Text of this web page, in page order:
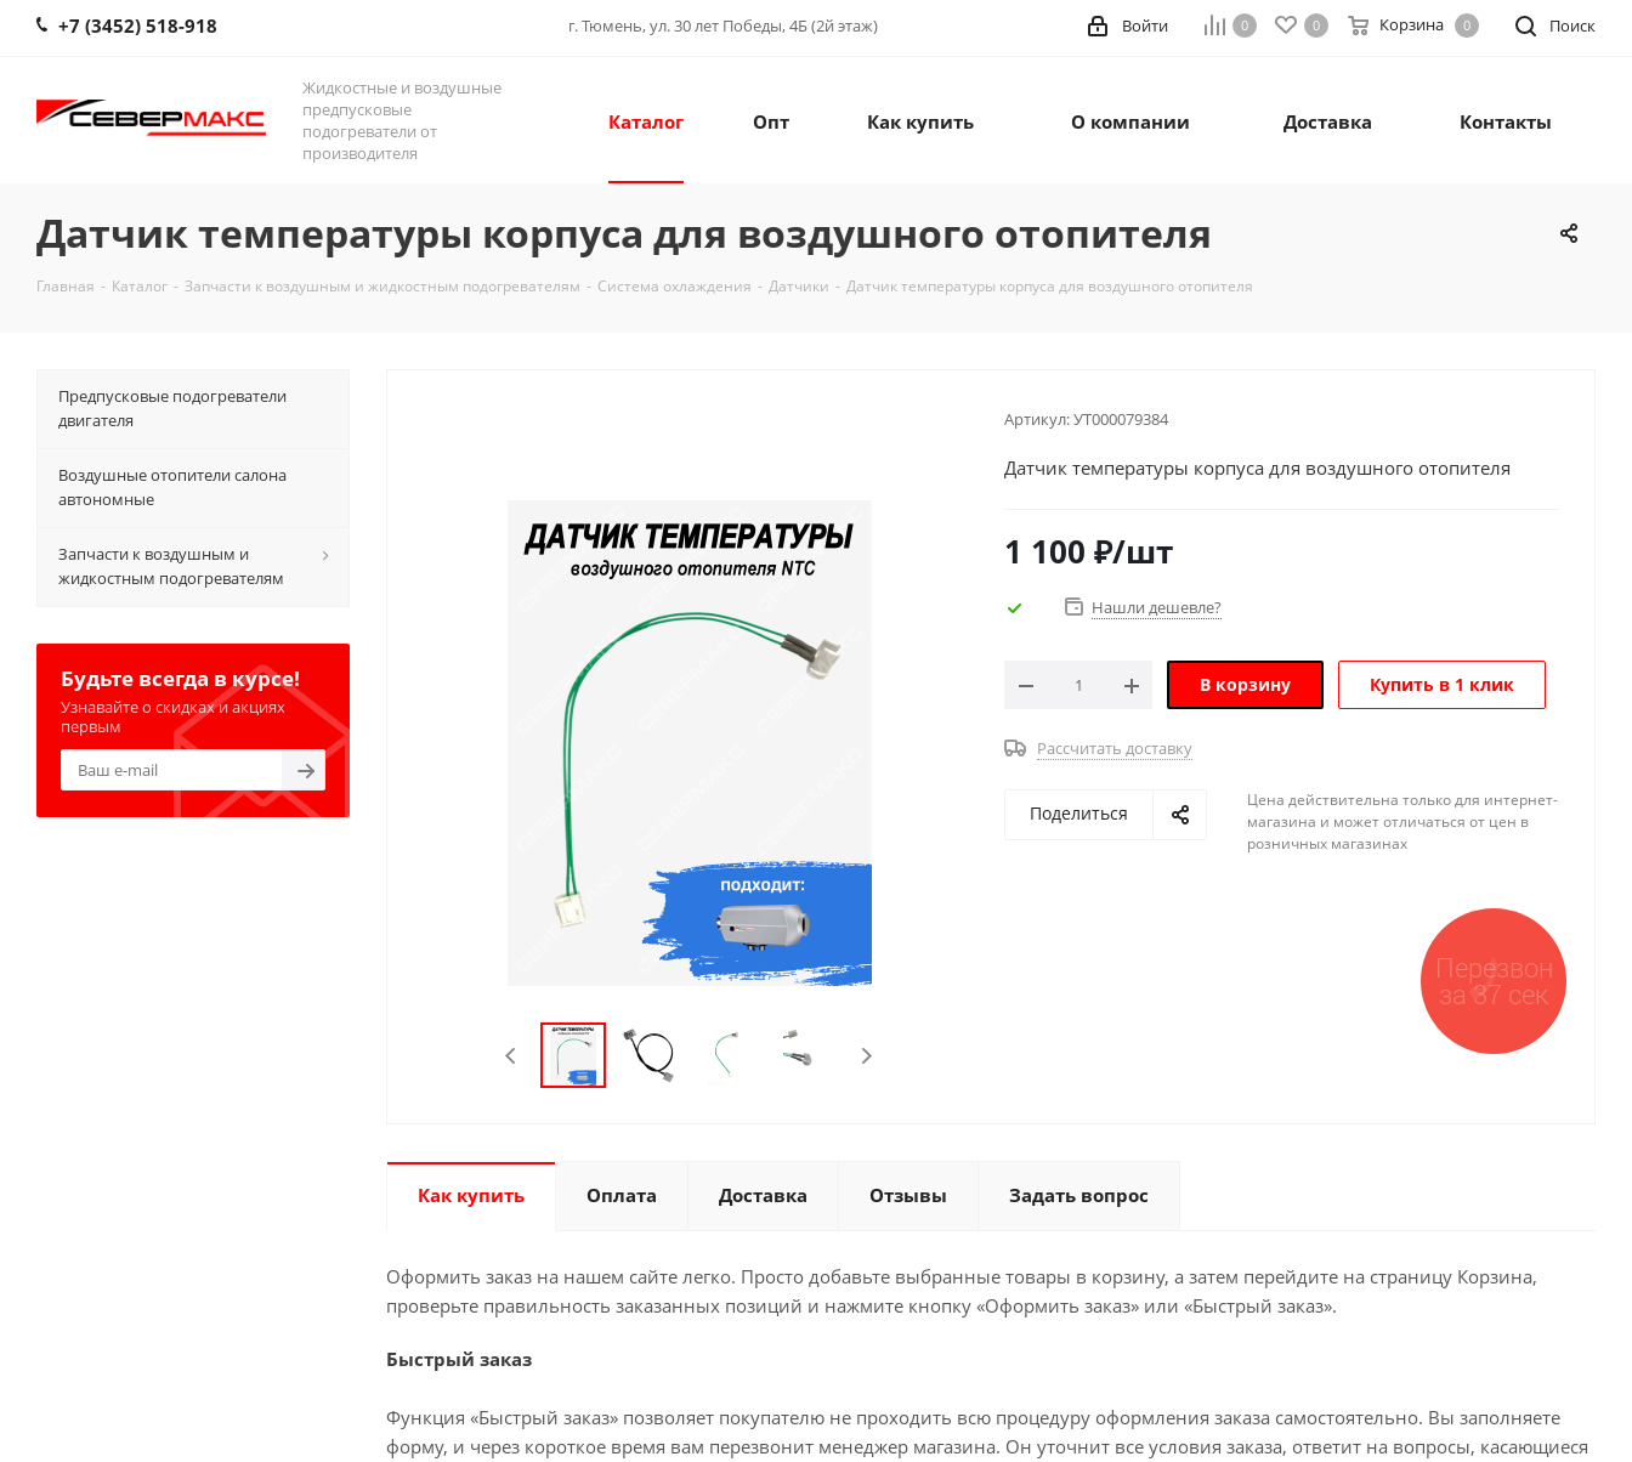
+7 (3452) 518-918 г. Тюмень, ул. 30 лет Победы, 4Б (2й этаж) Поиск
0 0 Корзина 0
Войти
Жидкостные и воздушные
предпусковые
подогреватели от
производителя
Каталог Опт Как купить О компании Доставка Контакты
Датчик температуры корпуса для воздушного отопителя
Главная - Каталог - Запчасти к воздушным и жидкостным подогревателям - Система охлаждения - Датчики - Датчик температуры корпуса для воздушного отопителя
Артикул:УТ000079384
Датчик температуры корпуса для воздушного отопителя
1 100 ₽/шт
Нашли дешевле?
В корзину Купить в 1 клик
Рассчитать доставку
Поделиться
Цена действительна только для интернет-
магазина и может отличаться от цен в
розничных магазинах
Как купить Оплата Доставка Отзывы Задать вопрос
Оформить заказ на нашем сайте легко. Просто добавьте выбранные товары в корзину, а затем перейдите на страницу Корзина,
проверьте правильность заказанных позиций и нажмите кнопку «Оформить заказ» или «Быстрый заказ».
Быстрый заказ
Функция «Быстрый заказ» позволяет покупателю не проходить всю процедуру оформления заказа самостоятельно. Вы заполняете
форму, и через короткое время вам перезвонит менеджер магазина. Он уточнит все условия заказа, ответит на вопросы, касающиеся
Предпусковые подогреватели
двигателя
Воздушные отопители салона
автономные
Запчасти к воздушным и
жидкостным подогревателям
Будьте всегда в курсе!
Узнавайте о скидках и акциях
первым
Перезвон
за 37 сек